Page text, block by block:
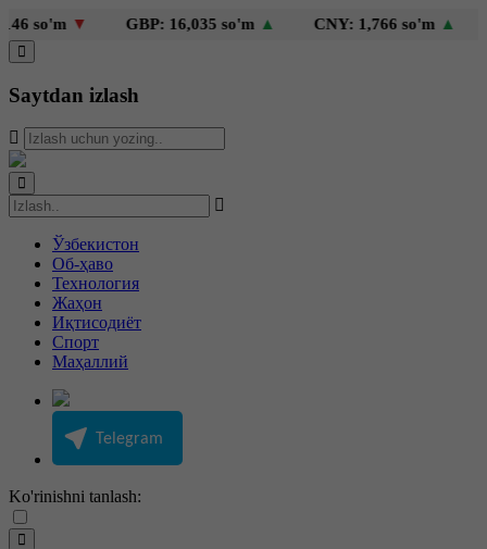
so'm▼ GBP: 16,035 so'm▲ CNY: 1,766 so'm▲
Saytdan izlash
Ўзбекистон
Об-ҳаво
Технология
Жаҳон
Иқтисодиёт
Спорт
Маҳаллий
Ko'rinishni tanlash: